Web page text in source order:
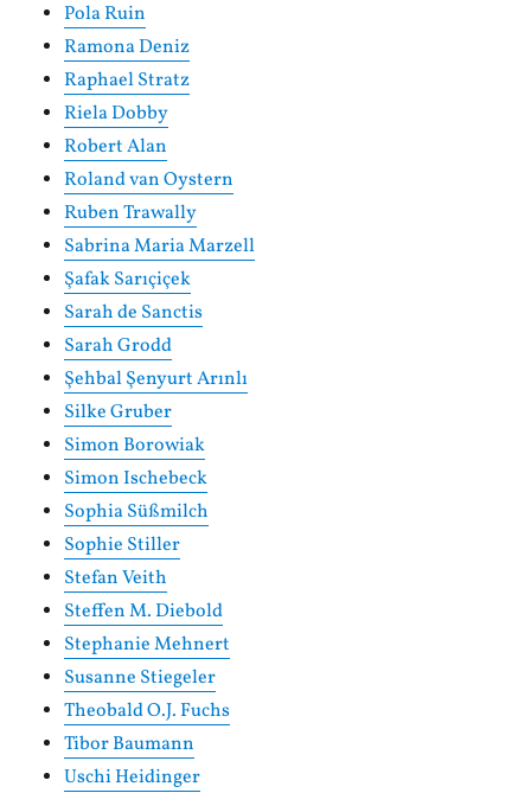
Pola Ruin
Ramona Deniz
Raphael Stratz
Riela Dobby
Robert Alan
Roland van Oystern
Ruben Trawally
Sabrina Maria Marzell
Şafak Sarıçiçek
Sarah de Sanctis
Sarah Grodd
Şehbal Şenyurt Arınlı
Silke Gruber
Simon Borowiak
Simon Ischebeck
Sophia Süßmilch
Sophie Stiller
Stefan Veith
Steffen M. Diebold
Stephanie Mehnert
Susanne Stiegeler
Theobald O.J. Fuchs
Tibor Baumann
Uschi Heidinger